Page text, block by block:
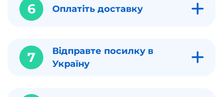
6 Оплатіть доставку
7
Відправте посилку в
Україну